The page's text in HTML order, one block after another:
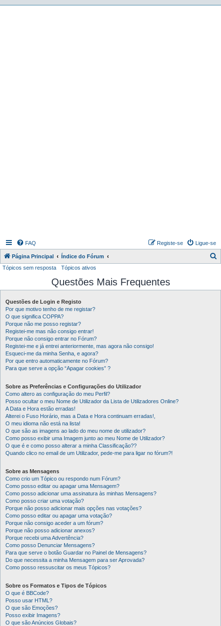
FAQ Ligue-se
Registe-se
Página Principal Índice do Fórum
q
Tópicos sem resposta Tópicos ativos
Questões Mais Frequentes
Questões de Login e Registo
Por que motivo tenho de me registar?
O que significa COPPA?
Porque não me posso registar?
Registei-me mas não consigo entrar!
Porque não consigo entrar no Fórum?
Registei-me e já entrei anteriormente, mas agora não consigo!
Esqueci-me da minha Senha, e agora?
Por que entro automaticamente no Fórum?
Para que serve a opção “Apagar cookies” ?
Sobre as Preferências e Configurações do Utilizador
Como altero as configuração do meu Perfil?
Posso ocultar o meu Nome de Utilizador da Lista de Utilizadores Online?
A Data e Hora estão erradas!
Alterei o Fuso Horário, mas a Data e Hora continuam erradas!,
O meu idioma não está na lista!
O que são as imagens ao lado do meu nome de utilizador?
Como posso exibir uma Imagem junto ao meu Nome de Utilizador?
O que é e como posso alterar a minha Classificação??
Quando clico no email de um Utilizador, pede-me para ligar no fórum?!
Sobre as Mensagens
Como crio um Tópico ou respondo num Fórum?
Como posso editar ou apagar uma Mensagem?
Como posso adicionar uma assinatura às minhas Mensagens?
Como posso criar uma votação?
Porque não posso adicionar mais opções nas votações?
Como posso editar ou apagar uma votação?
Porque não consigo aceder a um fórum?
Porque não posso adicionar anexos?
Porque recebi uma Advertência?
Como posso Denunciar Mensagens?
Para que serve o botão Guardar no Painel de Mensagens?
Do que necessita a minha Mensagem para ser Aprovada?
Como posso ressuscitar os meus Tópicos?
Sobre os Formatos e Tipos de Tópicos
O que é BBCode?
Posso usar HTML?
O que são Emoções?
Posso exibir Imagens?
O que são Anúncios Globais?